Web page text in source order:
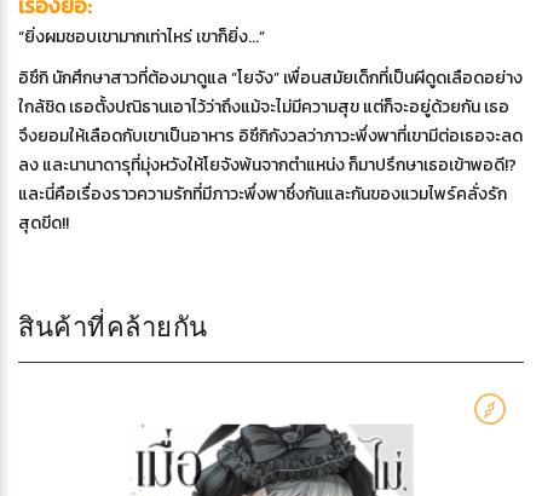
“ยิ่งผมชอบเขามากเท่าไหร่ เขาก็ยิ่ง...”
อิซึกิ นักศึกษาสาวที่ต้องมาดูแล “โยจัง” เพื่อนสมัยเด็กที่เป็นผีดูดเลือดอย่าง
ใกล้ชิด เธอตั้งปณิธานเอาไว้ว่าถึงแม้จะไม่มีความสุข แต่ก็จะอยู่ด้วยกัน เธอ
จึงยอมให้เลือดกับเขาเป็นอาหาร อิซึกิกังวลว่าภาวะพึ่งพาที่เขามีต่อเธอจะลด
ลง และนานาดารุที่มุ่งหวังให้โยจังพ้นจากตำแหน่ง ก็มาปรึกษาเธอเข้าพอดี!?
และนี่คือเรื่องราวความรักที่มีภาวะพึ่งพาซึ่งกันและกันของแวมไพร์คลั่งรัก
สุดขีด!!
สินค้าที่คล้ายกัน